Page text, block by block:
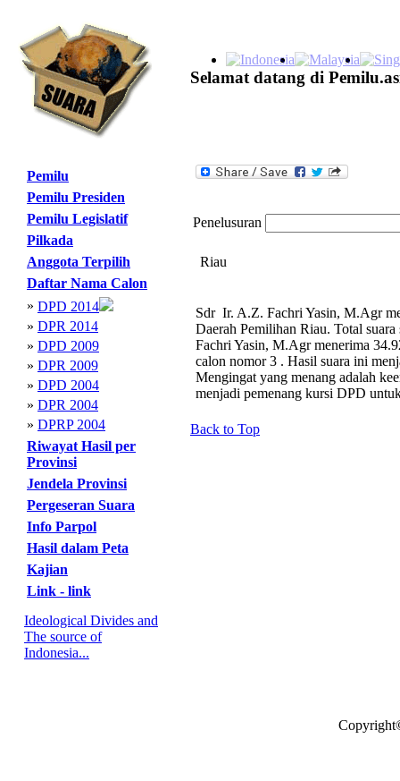
Selamat datang di
Pemilu
Pemilu Presiden
Pemilu Legislatif
Pilkada
Anggota Terpilih
Daftar Nama Calon
» DPD 2014
» DPR 2014
» DPD 2009
» DPR 2009
» DPD 2004
» DPR 2004
» DPRP 2004
Riwayat Hasil per
Provinsi
Jendela Provinsi
Pergeseran Suara
Info Parpol
Hasil dalam Peta
Kajian
Link - link
Ideological Divides and
The source of
Indonesia...
Penelusuran
Riau
Sdr Ir. A.Z. Fachri Yasin, M.Agr
Daerah Pemilihan Riau. Total
Fachri Yasin, M.Agr menerima
calon nomor 3 . Hasil suara ini
Mengingat yang menang adalah
menjadi pemenang kursi DPD
Back to Top